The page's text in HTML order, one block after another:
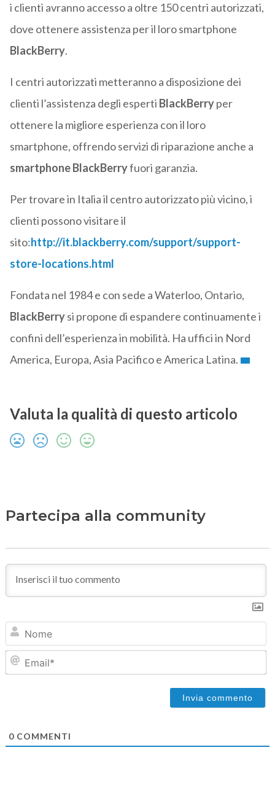
i clienti avranno accesso a oltre 150 centri autorizzati,
dove ottenere assistenza per il loro smartphone
BlackBerry.
I centri autorizzati metteranno a disposizione dei
clienti l’assistenza degli esperti BlackBerryper
ottenere la migliore esperienza con il loro
smartphone, offrendo servizi di riparazione anche a
smartphone BlackBerryfuori garanzia.
Per trovare in Italia il centro autorizzato più vicino, i
clienti possono visitare il
sito:http://it.blackberry.com/support/support-
store-locations.html
Fondata nel 1984 e con sede a Waterloo, Ontario,
BlackBerrysi propone di espandere continuamente i
confini dell’esperienza in mobilità. Ha uffici in Nord
America, Europa, Asia Pacifico e America Latina.
Valuta la qualità di questo articolo
Partecipa alla community
0COMMENTI